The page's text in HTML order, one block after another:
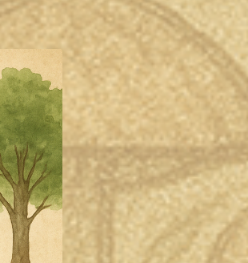
medicina integrativa y
las medicinas naturales y
este camino hacia el
el siguiente enlace: Nuestro